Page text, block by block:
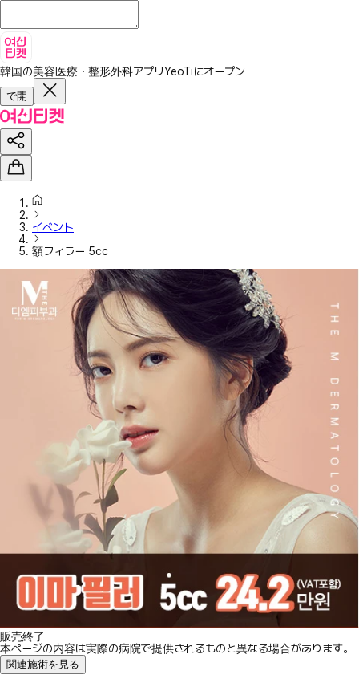
韓国の美容医療・整形外科アプリYeoTiにオープン
で開
イベント
額フィラー 5cc
販売終了
本ページの内容は実際の病院で提供されるものと異なる場合があります。
関連施術を見る